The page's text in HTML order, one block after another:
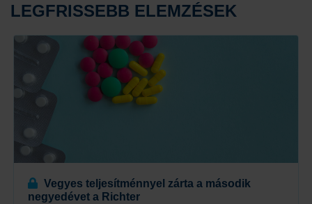
LEGFRISSEBB ELEMZÉSEK
Vegyes teljesítménnyel zárta a második
negyedévet a Richter